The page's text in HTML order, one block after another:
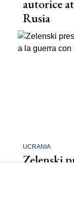
autorice
Rusia
UCRANIA
Zelenski